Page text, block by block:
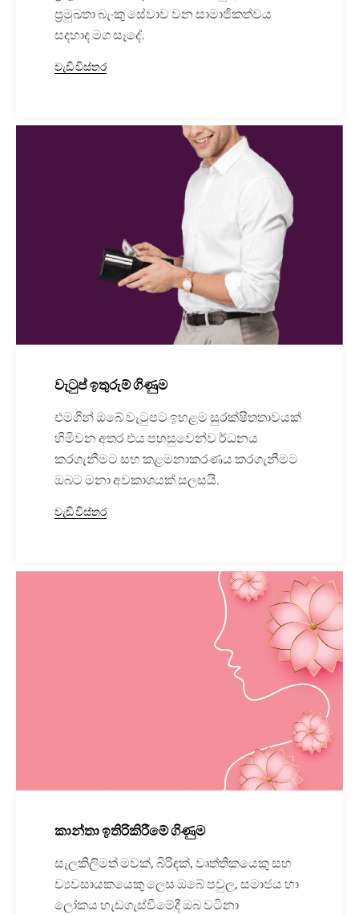
ප‍්‍රමුඛතා බැංකු සේවාව වන සාමාජිකත්වය
සදහාද මග සෑදේ.
වැඩි විස්තර
වැටුප් ඉතුරුම් ගිණුම
එමගින් ඔබේ වැටුපට ඉහළම සුරක්ෂිතතාවයක්
හිමිවන අතර එය පහසුවෙන්ව ර්ධනය
කරගැනීමට සහ කළමනාකරණය කරගැනීමට
ඔබට මනා අවකාශයක් සලසයි.
වැඩි විස්තර
කාන්තා ඉතිරිකිරීමේ ගිණුම
සැලකිලිමත් මවක්, බිරිඳක්, වෘත්තිකයෙකු සහ
ව්‍යවසායකයෙකු ලෙස ඔබේ පවුල, සමාජය හා
ලෝකය හැඩගැස්වීමේදී ඔබ වටිනා